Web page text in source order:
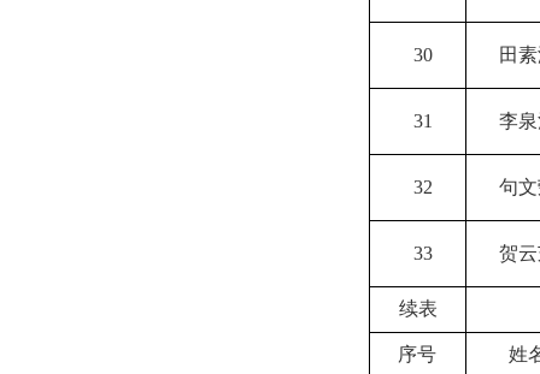
30 田
31 李
32 句
33 贺
续表
序号 姓